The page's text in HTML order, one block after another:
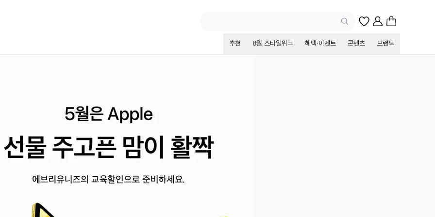
추천 8월 스타일위크 혜택·이벤트 콘텐츠 브랜드